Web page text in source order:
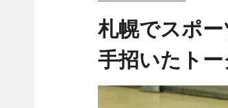
札幌でスポ
手招いたト